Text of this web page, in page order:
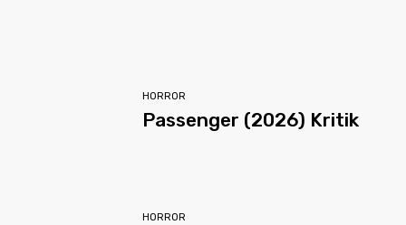
HORROR
Passenger (2026) Kritik
HORROR